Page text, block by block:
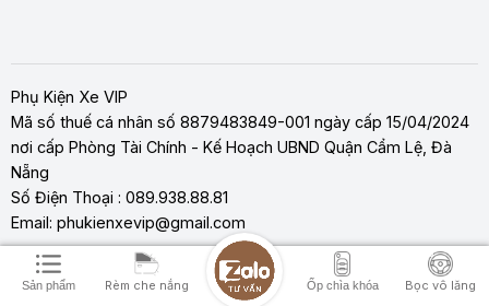
Phụ Kiện Xe VIP
Mã số thuế cá nhân số 8879483849-001 ngày cấp 15/04/2024
nơi cấp Phòng Tài Chính - Kế Hoạch UBND Quận Cẩm Lệ, Đà
Nẵng
Số Điện Thoại : 089.938.88.81
Email: phukienxevip@gmail.com
Sản phẩm Rèm che nắng Ốp chìa khóa Bọc vô lăng